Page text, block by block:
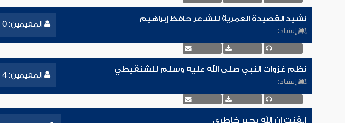
المقيمين: 0
نشيد القصيدة العمرية للشاعر حافظ إبراهيم
إنشاد:
المقيمين: 4
نظم غزوات النبي صلى الله عليه وسلم للشنقيطي
إنشاد:
ايقنت ان الله يجبر خاطري